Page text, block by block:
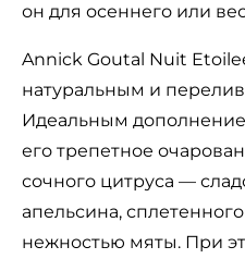
он для осеннего или
Annick Goutal Nuit
натуральным и
Идеальным
его трепетное
сочного цитруса —
апельсина,
нежностью мяты. При